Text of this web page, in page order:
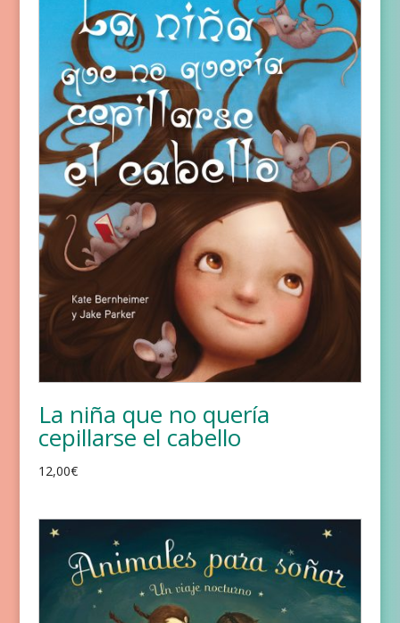
La niña que no quería
cepillarse el cabello
12,00€